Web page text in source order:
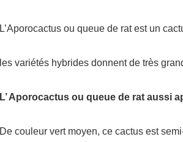
L’Aporocactus ou queue de rat est un
les variétés hybrides donnent de très
L’ Aporocactus ou queue de rat aussi
De couleur vert moyen, ce cactus est